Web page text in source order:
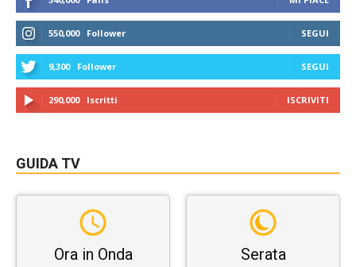
550,000 Follower SEGUI
9,300 Follower SEGUI
290,000 Iscritti ISCRIVITI
GUIDA TV
Ora in Onda Serata